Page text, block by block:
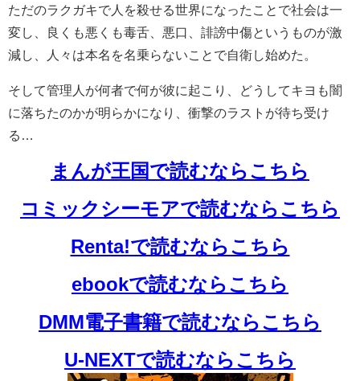
ただのラクガキで人を殺せる世界になったことで社会は一
変し、良くも悪くも毒舌、悪口、誹謗中傷というものが激
減し、人々は本名を名乗らないことで自衛し始めた。
そして管理人が何者で何が彼に起こり、どうしてキヨも闇
に落ちたのかが明らかになり、衝撃のラストが待ち受け
る…
まんが王国で読むならこちら
コミックシーモアで読むならこちら
Renta!で読むならこちら
ebookで読むならこちら
DMM電子書籍で読むならこちら
U-NEXTで読むならこちら